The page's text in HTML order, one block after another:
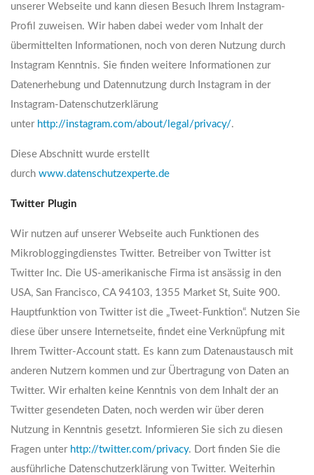
unserer Webseite und kann diesen Besuch Ihrem Instagram-
Profil zuweisen. Wir haben dabei weder vom Inhalt der
übermittelten Informationen, noch von deren Nutzung durch
Instagram Kenntnis. Sie finden weitere Informationen zur
Datenerhebung und Datennutzung durch Instagram in der
Instagram-Datenschutzerklärung
unter http://instagram.com/about/legal/privacy/.
Diese Abschnitt wurde erstellt
durch www.datenschutzexperte.de
Twitter Plugin
Wir nutzen auf unserer Webseite auch Funktionen des
Mikrobloggingdienstes Twitter. Betreiber von Twitter ist
Twitter Inc. Die US-amerikanische Firma ist ansässig in den
USA, San Francisco, CA 94103, 1355 Market St, Suite 900.
Hauptfunktion von Twitter ist die „Tweet-Funktion“. Nutzen Sie
diese über unsere Internetseite, findet eine Verknüpfung mit
Ihrem Twitter-Account statt. Es kann zum Datenaustausch mit
anderen Nutzern kommen und zur Übertragung von Daten an
Twitter. Wir erhalten keine Kenntnis von dem Inhalt der an
Twitter gesendeten Daten, noch werden wir über deren
Nutzung in Kenntnis gesetzt. Informieren Sie sich zu diesen
Fragen unter http://twitter.com/privacy. Dort finden Sie die
ausführliche Datenschutzerklärung von Twitter. Weiterhin